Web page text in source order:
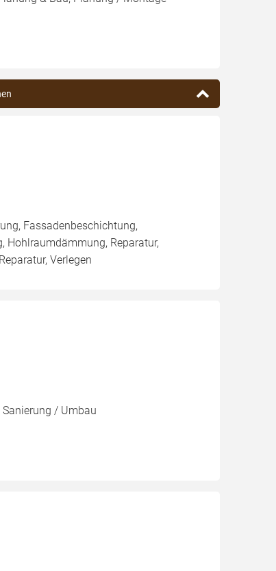
Fassadenbeschichtung,
Hohlraumdämmung, Reparatur,
Verlegen
/ Umbau